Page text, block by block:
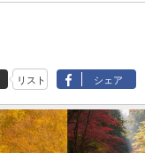
リスト シェア